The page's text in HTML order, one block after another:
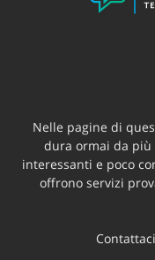
Nelle pagine di
dura ormai da più
interessanti e poco
offrono servizi